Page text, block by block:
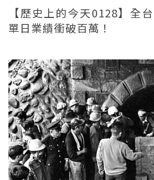
【歷史上的今天0128】全
單日業績衝破百萬！